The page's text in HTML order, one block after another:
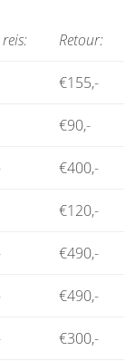
Retour:
€155,-
€90,-
€400,-
€120,-
€490,-
€490,-
€300,-